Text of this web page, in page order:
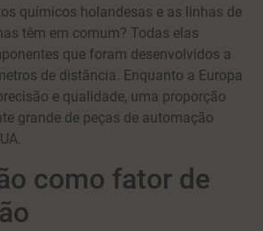
químicos holandesas e as linhas de
têm em comum? Todas elas
que foram desenvolvidos a
de distância. Enquanto a Europa
e qualidade, uma proporção
grande de peças de automação
como fator de